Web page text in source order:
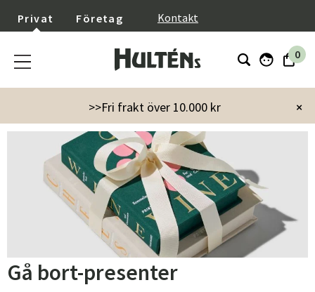
Privat Företag Kontakt
0
×
>>Fri frakt över 10.000 kr
Inredning Gå bort-presenter
Gå bort-presenter